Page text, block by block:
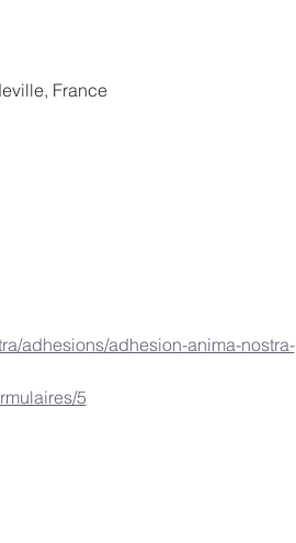
France
adhesions/adhesion-anima-nostra-
5